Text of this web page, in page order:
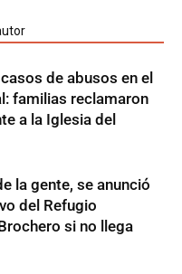
de abusos en el
familias reclamaron
a la Iglesia del
la gente, se anunció
del Refugio
si no llega